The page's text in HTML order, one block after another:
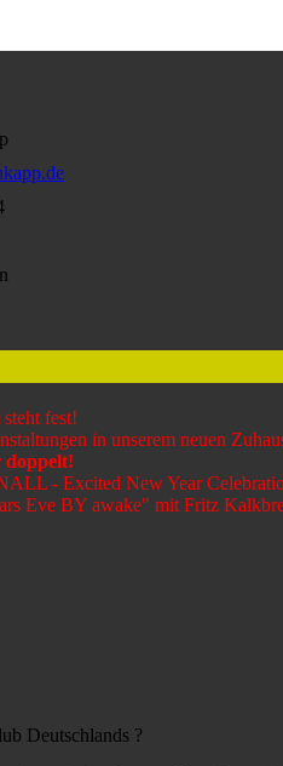
fest!
in unserem neuen
doppelt!
- Excited New Year
Eve BY awake" mit Fritz
Deutschlands ?